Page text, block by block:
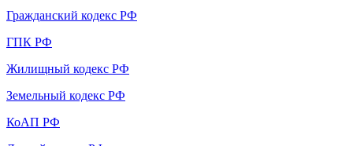
Гражданский кодекс РФ
ГПК РФ
Жилищный кодекс РФ
Земельный кодекс РФ
КоАП РФ